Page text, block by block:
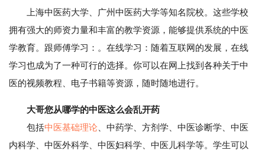
上海中医药大学、广州中医药大学等知名院校。这些学校
拥有强大的师资力量和丰富的教学资源，能够提供系统的中医
学教育。跟师傅学习：。在线学习：随着互联网的发展，在线
学习也成为了一种可行的选择。你可以在网上找到各种关于中
医的视频教程、电子书籍等资源，随时随地进行。
大哥您从哪学的中医这么会乱开药
包括中医基础理论 、中药学、方剂学、中医诊断学、中医
内科学、中医外科学、中医妇科学、中医儿科学等。学生可以